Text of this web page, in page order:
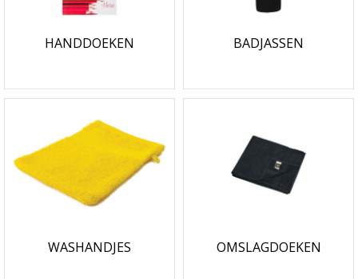
HANDDOEKEN BADJASSEN
WASHANDJES OMSLAGDOEKEN